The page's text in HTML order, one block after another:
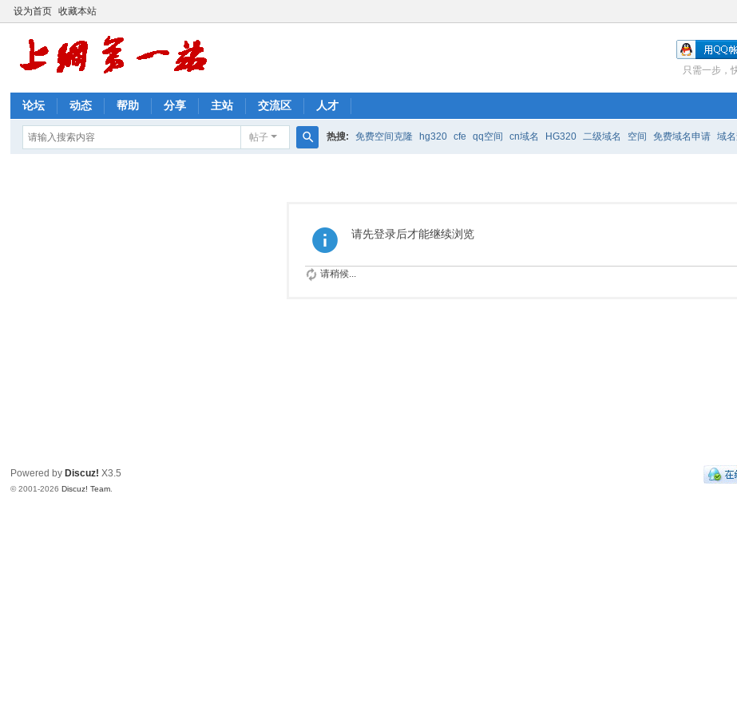
设为首页 收藏本站
只需一步，
论坛 动态 帮助 分享 主站 交流区 人才
帖子 热搜: 免费空间克隆 hg320 cfe qq空间 cn域名 HG320 二级域名 空间 免费域名申请 域
请先登录后才能继续浏览
请稍候...
Powered by Discuz! X3.5
© 2001-2026Discuz! Team